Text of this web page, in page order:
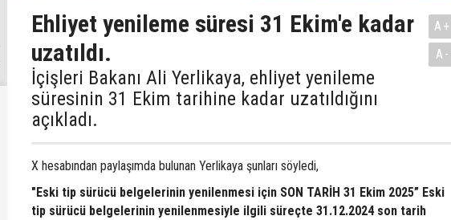
Ehliyet yenileme süresi 31 Ekim'e kadar
uzatıldı.
İçişleri Bakanı Ali Yerlikaya, ehliyet yenileme
süresinin 31 Ekim tarihine kadar uzatıldığını
açıkladı.
A+
A-
X hesabından paylaşımda bulunan Yerlikaya şunları söyledi,
"Eski tip sürücü belgelerinin yenilenmesi için SON TARİH 31 Ekim 2025” Eski
tip sürücü belgelerinin yenilenmesiyle ilgili süreçte 31.12.2024 son tarih